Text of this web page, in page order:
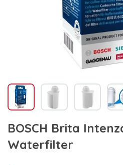
BOSCH Brita
Waterfilter